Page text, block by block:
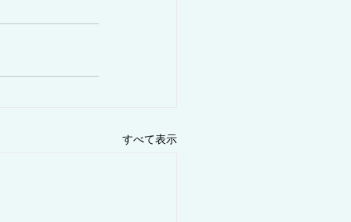
すべて表示